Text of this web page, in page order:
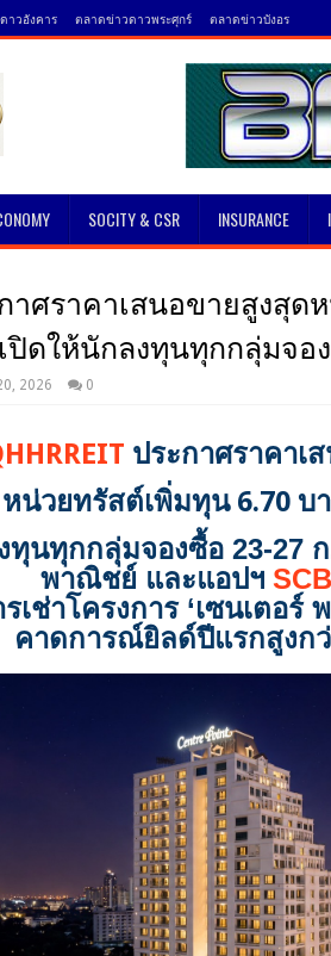
าวอังคาร ตลาดข่าวดาวพระศุกร์ ตลาดข่าวบังอร
SOCITY & CSR INSURANCE
ะกาศราคาเสนอขายสูงสุ
ดให้นักลงทุนทุกกลุ่มจอง
2026 0
ประกาศราคาเ
หน่วยทรัสต์เพิ่มทุน 6.70 บ
ทุนทุกกลุ่มจองซื้อ 23-27
พาณิชย์ และแอปฯ
เช่าโครงการ ‘เซนเตอร์
คาดการณ์ยิลด์ปีแรกสูงกว่